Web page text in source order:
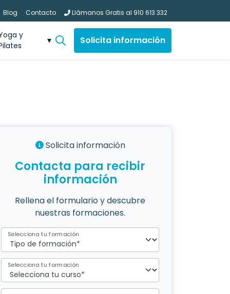
Blog Contacto Llámanos Gratis al 910 613 332
y
Solicita información
Solicita información
Contacta para recibir
información
Rellena el formulario y descubre
nuestras formaciones.
Selecciona tu formación
Selecciona tu formación